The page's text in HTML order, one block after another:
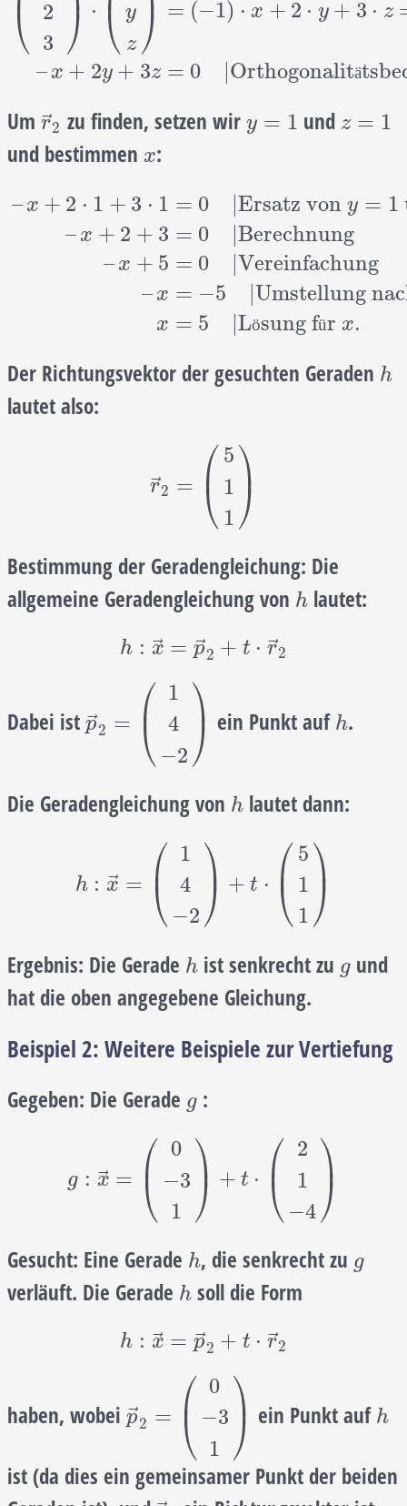
⎝ 2
3 ⎠ ⋅ ⎝ y
z ⎠
– x + 2y + 3z
= (−1) ⋅ x + 2 ⋅ y + 3 ⋅ z
= 0 Orthogonalitä
− 3 x = −1 ⋅x y+ ⋅z= –x 2 y+ z= |
Um r⃗
2
r→2
zu finden, setzen wiry = 1
y=1 und z = 1
z= 1
und bestimmen x
x:
– x + 2 ⋅ 1 + 3 ⋅ 1
– x + 2 + 3
– x + 5
– x
x
= 0 |Ersatz von y = 1
= 0 |Berechnung
= 0
Vereinfachung
= −5
Umstellung
= 5 Lösung für x.
=0|Ersatz von 1undz=1–x+2+3=
Der Richtungsvektor der gesuchten Geraden h
h
lautet also:
r⃗
2 = ⎛
⎝
⎜ 5
1
1
⎞
⎠
⎟
r→2 ( 11
Bestimmung der Geradengleichung: Die
allgemeine Geradengleichung von h
h lautet:
h : x = p⃗
2 + t ⋅ r⃗
2
h :x →=p →2+t ⋅r →2
Dabei ist p⃗
2 = ⎛
⎝
⎜
1
4
−2
⎞
⎠
⎟
p→2= 1 −2 ein Punkt auf h
h.
Die Geradengleichung von h
h lautet dann:
h : x⃗ = ⎛
⎝
⎜
1
4
−2
⎞
⎠
⎟ + t ⋅ ⎛
⎝
⎜ 5
1
1
⎞
⎠
⎟
h:x → 14 2 +t⋅(5 1 1)
Ergebnis: Die Gerade h
h ist senkrecht zu g
g und
hat die oben angegebene Gleichung.
Beispiel 2: Weitere Beispiele zur Vertiefung
Gegeben: Die Gerade g
g :
g : x = ⎛
⎝
⎜
0
−3
1
⎞
⎠
⎟ + t ⋅ ⎛
⎝
⎜
2
1
−4
⎞
⎠
⎟
g:x → =(0− 1 +t⋅(21 −
Gesucht: Eine Gerade h
h, die senkrecht zu g
g
verläuft. Die Gerade h
h soll die Form
h : x = p⃗
2 + t ⋅ r⃗
2
h :x →=p →2+t ⋅r →2
haben, wobei p⃗
2 = ⎛
⎝
⎜
0
−3
1
⎞
⎠
⎟
p→2= 0 31) ein Punkt auf h
h
ist (da dies ein gemeinsamer Punkt der beiden